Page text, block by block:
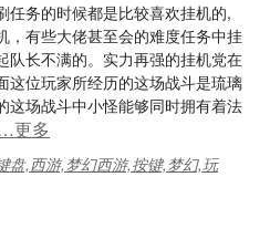
任务的时候都是比较喜欢挂机的,
，有些大佬甚至会的难度任务中挂
队长不满的。实力再强的挂机党在
这位玩家所经历的这场战斗是琉璃
这场战斗中小怪能够同时拥有着法
更多
盘,西游,梦幻西游,按键,梦幻,玩